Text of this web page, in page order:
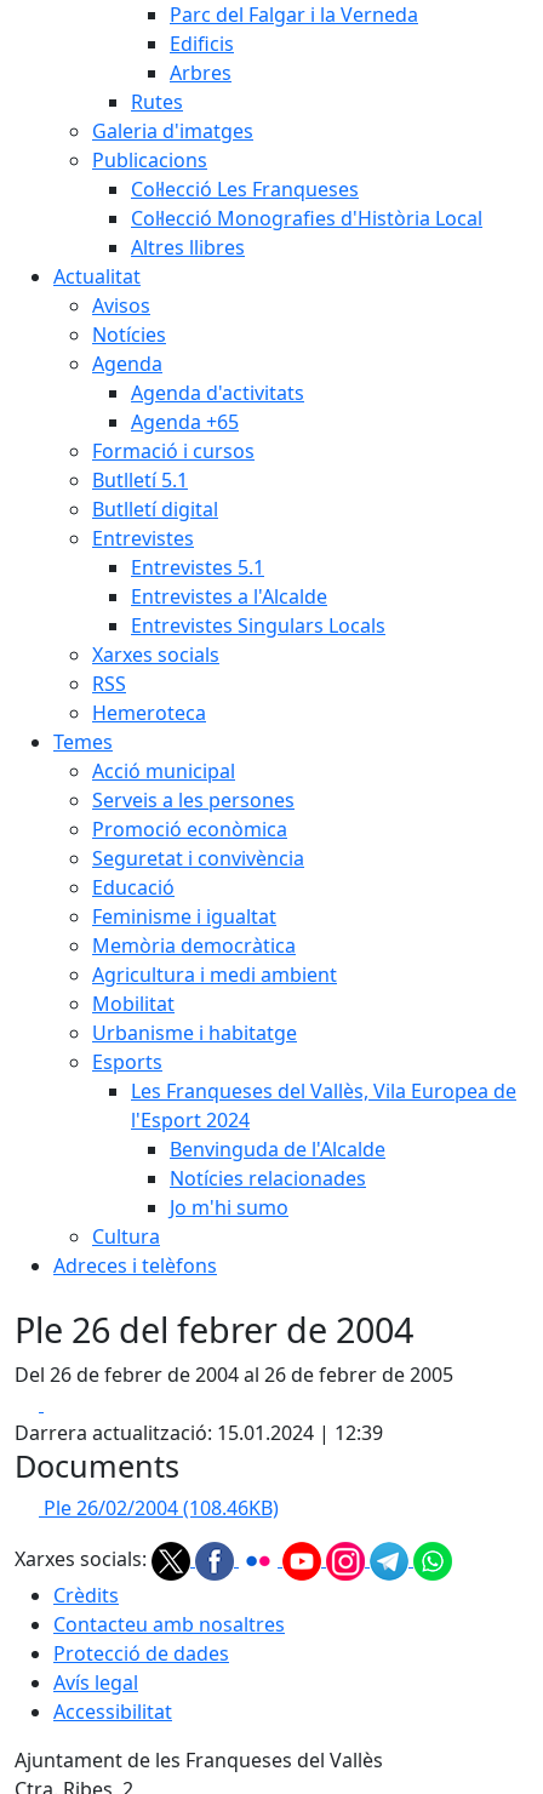
Parc del Falgar i la Verneda
Edificis
Arbres
Rutes
Galeria d'imatges
Publicacions
Col·lecció Les Franqueses
Col·lecció Monografies d'Història Local
Altres llibres
Actualitat
Avisos
Notícies
Agenda
Agenda d'activitats
Agenda +65
Formació i cursos
Butlletí 5.1
Butlletí digital
Entrevistes
Entrevistes 5.1
Entrevistes a l'Alcalde
Entrevistes Singulars Locals
Xarxes socials
RSS
Hemeroteca
Temes
Acció municipal
Serveis a les persones
Promoció econòmica
Seguretat i convivència
Educació
Feminisme i igualtat
Memòria democràtica
Agricultura i medi ambient
Mobilitat
Urbanisme i habitatge
Esports
Les Franqueses del Vallès, Vila Europea de
l'Esport 2024
Benvinguda de l'Alcalde
Notícies relacionades
Jo m'hi sumo
Cultura
Adreces i telèfons
Ple 26 del febrer de 2004
Del 26 de febrer de 2004 al 26 de febrer de 2005
Darrera actualització: 15.01.2024 | 12:39
Documents
Ple 26/02/2004(108.46KB)
Xarxes socials:
Crèdits
Contacteu amb nosaltres
Protecció de dades
Avís legal
Accessibilitat
Ajuntament de les Franqueses del Vallès